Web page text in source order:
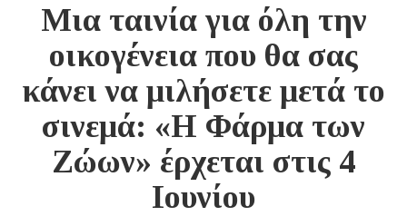
Μια ταινία για όλη την
οικογένεια που θα σας
κάνει να μιλήσετε μετά το
σινεμά: «Η Φάρμα των
Ζώων» έρχεται στις 4
Ιουνίου